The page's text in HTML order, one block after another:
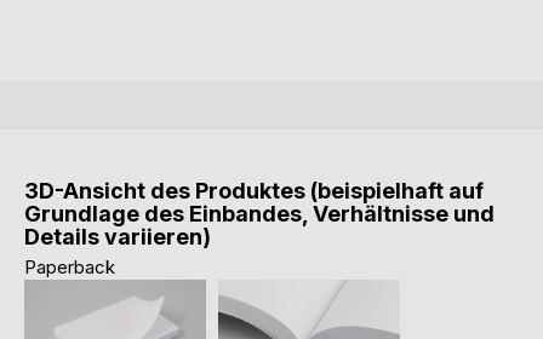
3D-Ansicht des Produktes (beispielhaft auf
Grundlage des Einbandes, Verhältnisse und
Details variieren)
Paperback